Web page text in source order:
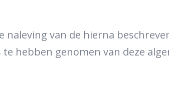
van de hierna
hebben genomen van deze